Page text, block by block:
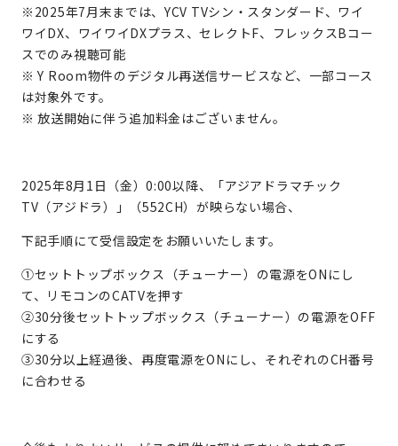
※2025年7月末までは、YCV TVシン・スタンダード、ワイ
ワイDX、ワイワイDXプラス、セレクトF、フレックスBコー
スでのみ視聴可能
※ Y Room物件のデジタル再送信サービスなど、一部コース
は対象外です。
※ 放送開始に伴う追加料金はございません。
2025年8月1日（金）0:00以降、「アジアドラマチック
TV（アジドラ）」（552CH）が映らない場合、
下記手順にて受信設定をお願いいたします。
①セットトップボックス（チューナー）の電源をONにし
て、リモコンのCATVを押す
②30分後セットトップボックス（チューナー）の電源をOFF
にする
③30分以上経過後、再度電源をONにし、それぞれのCH番号
に合わせる